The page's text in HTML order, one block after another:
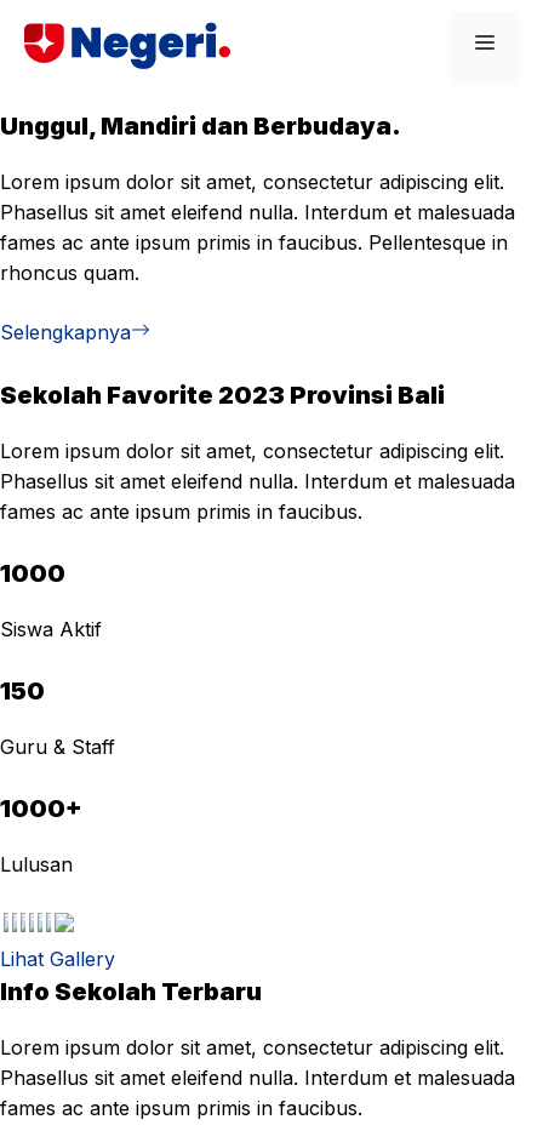
Unggul, Mandiri dan Berbudaya.
Lorem ipsum dolor sit amet, consectetur adipiscing elit.
Phasellus sit amet eleifend nulla. Interdum et malesuada
fames ac ante ipsum primis in faucibus. Pellentesque in
rhoncus quam.
Selengkapnya
Sekolah Favorite 2023 Provinsi Bali
Lorem ipsum dolor sit amet, consectetur adipiscing elit.
Phasellus sit amet eleifend nulla. Interdum et malesuada
fames ac ante ipsum primis in faucibus.
1000
Siswa Aktif
150
Guru & Staff
1000+
Lulusan
Lihat Gallery
Info Sekolah Terbaru
Lorem ipsum dolor sit amet, consectetur adipiscing elit.
Phasellus sit amet eleifend nulla. Interdum et malesuada
fames ac ante ipsum primis in faucibus.